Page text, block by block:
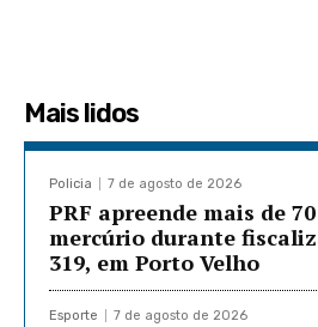
Mais lidos
Policia 7 de agosto de 2026
PRF apreende mais de
mercúrio durante
319, em Porto Velho
Esporte 7 de agosto de 2026